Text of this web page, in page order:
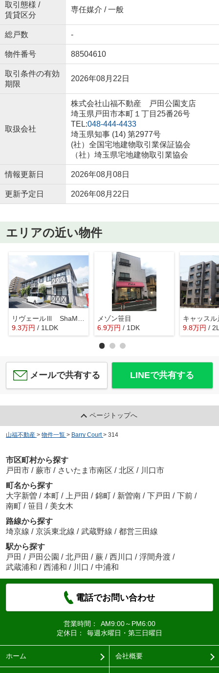
取引態様 /
賃貸区分
専任媒介 / 一般
総戸数 -
物件番号 88504610
取引条件の有効
期限
2026年08月22日
取扱会社
株式会社山福不動産 戸田公園支店
埼玉県戸田市本町１丁目25番26号
TEL:048-444-4433
埼玉県知事 (14) 第2977号
(社）全国宅地建物取引業保証協会
（社）埼玉県宅地建物取引業協会
情報更新日 2026年08月08日
更新予定日 2026年08月22日
エリアの近い物件
9.3万円 / 1LDK
メゾン笹目
6.9万円 / 1DK
キャッスル
9.8万円 /
メールで共有する LINEで共有する
ページトップへ
山福不動産 > 物件一覧 > Barry Court > 314
市区町村から探す
戸田市 / 蕨市 / さいたま市南区 / 北区 / 川口市
町名から探す
大字新曽 / 本町 / 上戸田 / 錦町 / 新曽南 / 下戸田 / 下前 /
南町 / 笹目 / 美女木
路線から探す
埼京線 / 京浜東北線 / 武蔵野線 / 都営三田線
駅から探す
戸田 / 戸田公園 / 北戸田 / 蕨 / 西川口 / 浮間舟渡 /
武蔵浦和 / 西浦和 / 川口 / 中浦和
電話でお問い合わせ
営業時間：
AM9:00～PM6:00
定休日：
毎週水曜日・第三日曜日
ホーム 会社概要